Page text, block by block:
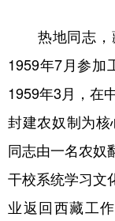
公益
文化产业
地方频道
北京
热地同志，藏
1959年7月参加
1959年3月，在
封建农奴制为
同志由一名农奴
干校系统学习文
业返回西藏工